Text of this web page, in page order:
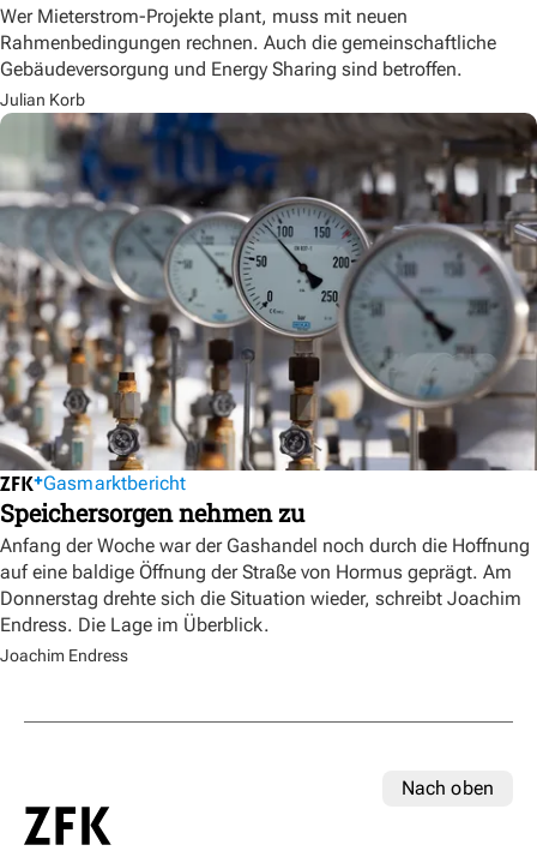
Wer Mieterstrom-Projekte plant, muss mit neuen
Rahmenbedingungen rechnen. Auch die gemeinschaftliche
Gebäudeversorgung und Energy Sharing sind betroffen.
Julian Korb
Gasmarktbericht
Speichersorgen nehmen zu
Anfang der Woche war der Gashandel noch durch die Hoffnung
auf eine baldige Öffnung der Straße von Hormus geprägt. Am
Donnerstag drehte sich die Situation wieder, schreibt Joachim
Endress. Die Lage im Überblick.
Joachim Endress
Nach oben